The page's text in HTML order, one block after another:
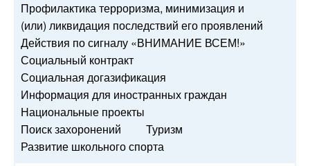
Профилактика терроризма, минимизация и
(или) ликвидация последствий его проявлений
Действия по сигналу «ВНИМАНИЕ ВСЕМ!»
Социальный контракт
Социальная догазификация
Информация для иностранных граждан
Национальные проекты
Поиск захоронений
Туризм
Развитие школьного спорта